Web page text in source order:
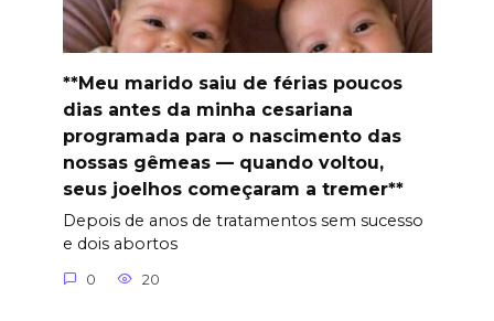
**Meu marido saiu de férias poucos
dias antes da minha cesariana
programada para o nascimento das
nossas gêmeas — quando voltou,
seus joelhos começaram a tremer**
Depois de anos de tratamentos sem sucesso
e dois abortos
0 20